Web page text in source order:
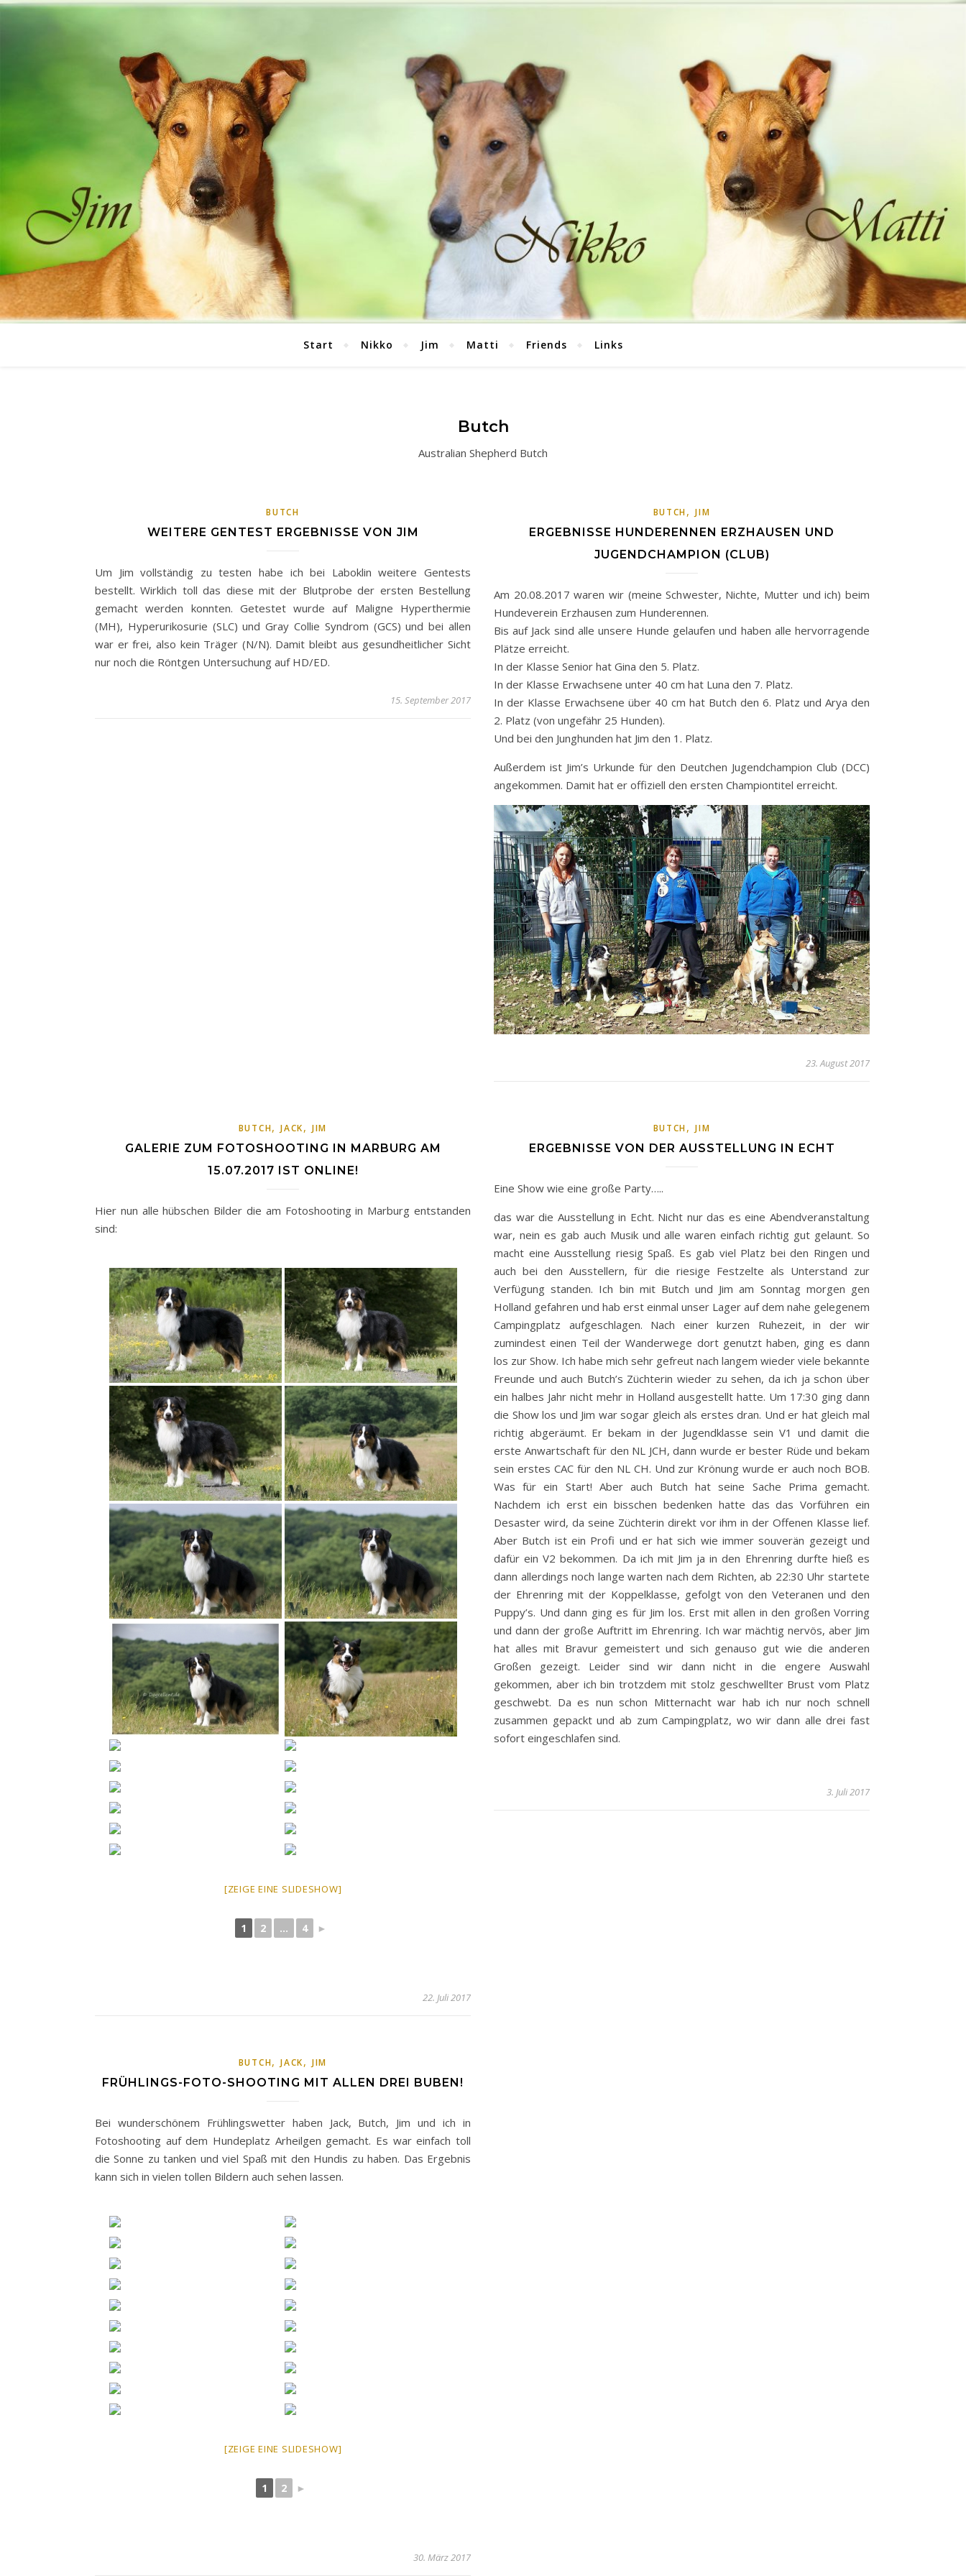
Start Nikko Jim Matti Friends Links
Butch
Australian Shepherd Butch
BUTCH
WEITERE GENTEST ERGEBNISSE VON JIM
Um Jim vollständig zu testen habe ich bei Laboklin weitere Gentests
bestellt. Wirklich toll das diese mit der Blutprobe der ersten Bestellung
gemacht werden konnten. Getestet wurde auf Maligne Hyperthermie
(MH), Hyperurikosurie (SLC) und Gray Collie Syndrom (GCS) und bei allen
war er frei, also kein Träger (N/N). Damit bleibt aus gesundheitlicher Sicht
nur noch die Röntgen Untersuchung auf HD/ED.
15. September 2017
BUTCH,JIM
ERGEBNISSE HUNDERENNEN ERZHAUSEN UND
JUGENDCHAMPION (CLUB)
Am 20.08.2017 waren wir (meine Schwester, Nichte, Mutter und ich) beim
Hundeverein Erzhausen zum Hunderennen.
Bis auf Jack sind alle unsere Hunde gelaufen und haben alle hervorragende
Plätze erreicht.
In der Klasse Senior hat Gina den 5. Platz.
In der Klasse Erwachsene unter 40 cm hat Luna den 7. Platz.
In der Klasse Erwachsene über 40 cm hat Butch den 6. Platz und Arya den
2. Platz (von ungefähr 25 Hunden).
Und bei den Junghunden hat Jim den 1. Platz.
Außerdem ist Jim’s Urkunde für den Deutchen Jugendchampion Club (DCC)
angekommen. Damit hat er offiziell den ersten Championtitel erreicht.
23. August 2017
BUTCH,JACK,JIM
GALERIE ZUM FOTOSHOOTING IN MARBURG AM
15.07.2017 IST ONLINE!
Hier nun alle hübschen Bilder die am Fotoshooting in Marburg entstanden
sind:
[ZEIGE EINE SLIDESHOW]
1 2 ... 4 ►
22. Juli 2017
BUTCH,JIM
ERGEBNISSE VON DER AUSSTELLUNG IN ECHT
Eine Show wie eine große Party…..
das war die Ausstellung in Echt. Nicht nur das es eine Abendveranstaltung
war, nein es gab auch Musik und alle waren einfach richtig gut gelaunt. So
macht eine Ausstellung riesig Spaß. Es gab viel Platz bei den Ringen und
auch bei den Ausstellern, für die riesige Festzelte als Unterstand zur
Verfügung standen. Ich bin mit Butch und Jim am Sonntag morgen gen
Holland gefahren und hab erst einmal unser Lager auf dem nahe gelegenem
Campingplatz aufgeschlagen. Nach einer kurzen Ruhezeit, in der wir
zumindest einen Teil der Wanderwege dort genutzt haben, ging es dann
los zur Show. Ich habe mich sehr gefreut nach langem wieder viele bekannte
Freunde und auch Butch’s Züchterin wieder zu sehen, da ich ja schon über
ein halbes Jahr nicht mehr in Holland ausgestellt hatte. Um 17:30 ging dann
die Show los und Jim war sogar gleich als erstes dran. Und er hat gleich mal
richtig abgeräumt. Er bekam in der Jugendklasse sein V1 und damit die
erste Anwartschaft für den NL JCH, dann wurde er bester Rüde und bekam
sein erstes CAC für den NL CH. Und zur Krönung wurde er auch noch BOB.
Was für ein Start! Aber auch Butch hat seine Sache Prima gemacht.
Nachdem ich erst ein bisschen bedenken hatte das das Vorführen ein
Desaster wird, da seine Züchterin direkt vor ihm in der Offenen Klasse lief.
Aber Butch ist ein Profi und er hat sich wie immer souverän gezeigt und
dafür ein V2 bekommen. Da ich mit Jim ja in den Ehrenring durfte hieß es
dann allerdings noch lange warten nach dem Richten, ab 22:30 Uhr startete
der Ehrenring mit der Koppelklasse, gefolgt von den Veteranen und den
Puppy’s. Und dann ging es für Jim los. Erst mit allen in den großen Vorring
und dann der große Auftritt im Ehrenring. Ich war mächtig nervös, aber Jim
hat alles mit Bravur gemeistert und sich genauso gut wie die anderen
Großen gezeigt. Leider sind wir dann nicht in die engere Auswahl
gekommen, aber ich bin trotzdem mit stolz geschwellter Brust vom Platz
geschwebt. Da es nun schon Mitternacht war hab ich nur noch schnell
zusammen gepackt und ab zum Campingplatz, wo wir dann alle drei fast
sofort eingeschlafen sind.
3. Juli 2017
BUTCH,JACK,JIM
FRÜHLINGS-FOTO-SHOOTING MIT ALLEN DREI BUBEN!
Bei wunderschönem Frühlingswetter haben Jack, Butch, Jim und ich in
Fotoshooting auf dem Hundeplatz Arheilgen gemacht. Es war einfach toll
die Sonne zu tanken und viel Spaß mit den Hundis zu haben. Das Ergebnis
kann sich in vielen tollen Bildern auch sehen lassen.
[ZEIGE EINE SLIDESHOW]
1 2 ►
30. März 2017